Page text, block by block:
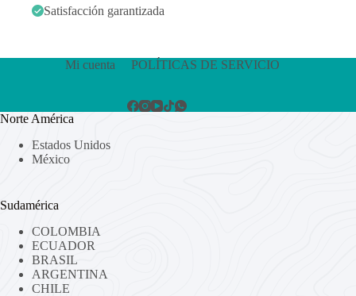
Satisfacción garantizada
Mi cuenta POLÍTICAS DE SERVICIO
Norte América
Estados Unidos
México
Sudamérica
COLOMBIA
ECUADOR
BRASIL
ARGENTINA
CHILE